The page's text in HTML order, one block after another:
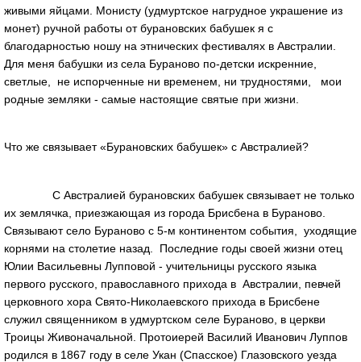
живыми яйцами. Монисту (удмуртское нагрудное украшение из
монет) ручной работы от бурановских бабушек я с
благодарностью ношу на этнических фестивалях в Австралии.
Для меня бабушки из села Бураново по-детски искренние,
светлые, не испорченные ни временем, ни трудностями, мои
родные земляки - самые настоящие святые при жизни.
Что же связывает «Бурановских бабушек» с Австралией?
С Австралией бурановских бабушек связывает не только
их землячка, приезжающая из города Брисбена в Бураново.
Связывают село Бураново с 5-м континентом события, уходящие
корнями на столетие назад. Последние годы своей жизни отец
Юлии Васильевны Лупповой - учительницы русского языка
первого русского, православного прихода в Австралии, певчей
церковного хора Свято-Николаевского прихода в Брисбене
служил священником в удмуртском селе Бураново, в церкви
Троицы Живоначальной. Протоиерей Василий Иванович Луппов
родился в 1867 году в селе Укан (Спасское) Глазовского уезда